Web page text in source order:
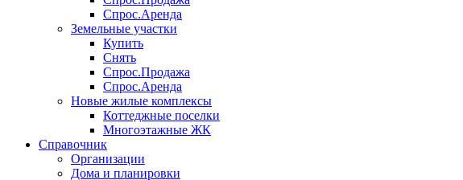
Спрос.Аренда
Земельные участки
Купить
Снять
Спрос.Продажа
Спрос.Аренда
Новые жилые комплексы
Коттеджные поселки
Многоэтажные ЖК
Справочник
Организации
Дома и планировки